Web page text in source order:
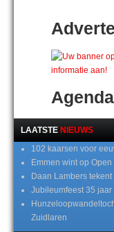
Agenda
LAATSTE NIEUWS
102 kaarsen voor
Emmen wint op
Daan Lambers
Jubileumfeest 35 jaar
Zuidlaren